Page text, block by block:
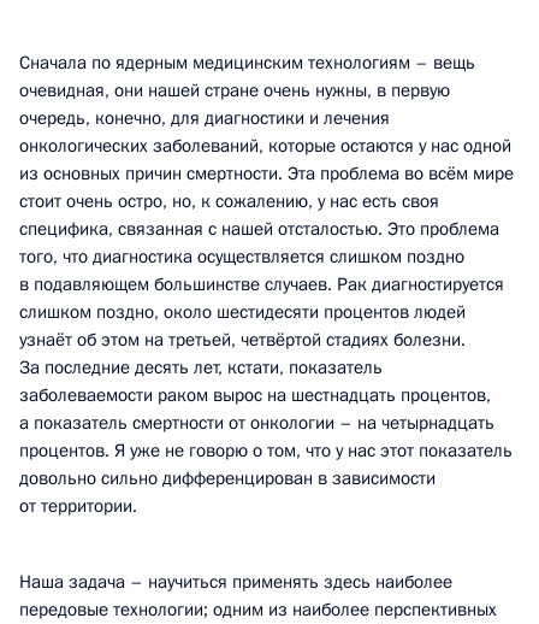
Сначала по ядерным медицинским технологиям – вещь
очевидная, они нашей стране очень нужны, в первую
очередь, конечно, для диагностики и лечения
онкологических заболеваний, которые остаются у нас одной
из основных причин смертности. Эта проблема во всём мире
стоит очень остро, но, к сожалению, у нас есть своя
специфика, связанная с нашей отсталостью. Это проблема
того, что диагностика осуществляется слишком поздно
в подавляющем большинстве случаев. Рак диагностируется
слишком поздно, около шестидесяти процентов людей
узнаёт об этом на третьей, четвёртой стадиях болезни.
За последние десять лет, кстати, показатель
заболеваемости раком вырос на шестнадцать процентов,
а показатель смертности от онкологии – на четырнадцать
процентов. Я уже не говорю о том, что у нас этот показатель
довольно сильно дифференцирован в зависимости
от территории.
Наша задача – научиться применять здесь наиболее
передовые технологии; одним из наиболее перспективных